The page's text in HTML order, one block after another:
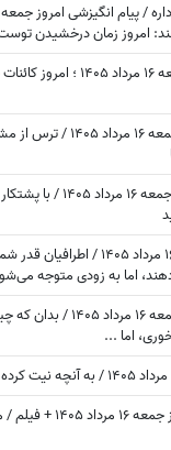
امروز زمان درخشیدن
گردونه شانس امروز جمعه 16
فال شمع روزانه امروز
فال قهوه با نشان
فال روزانه امروز جمعه 16 مرداد
اما به زودی متوجه
فال انبیاء روزانه
اما ...
فال حافظ با تفسیر